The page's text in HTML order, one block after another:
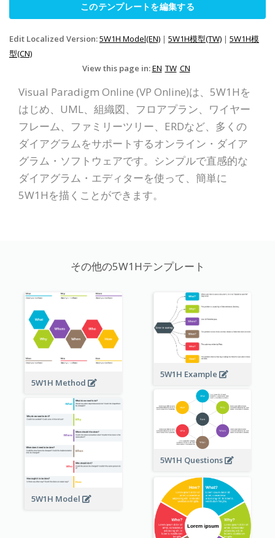
このテンプレートを編集する
Edit Localized Version:5W1H Model(EN) | 5W1H模型(TW) | 5W1H模
型(CN)
View this page in:EN TW CN
Visual Paradigm Online (VP Online)は、5W1Hを
はじめ、UML、組織図、フロアプラン、ワイヤー
フレーム、ファミリーツリー、ERDなど、多くの
ダイアグラムをサポートするオンライン・ダイア
グラム・ソフトウェアです。シンプルで直感的な
ダイアグラム・エディターを使って、簡単に
5W1Hを描くことができます。
その他の5W1Hテンプレート
5W1H Method
5W1H Example
5W1H Questions
5W1H Model